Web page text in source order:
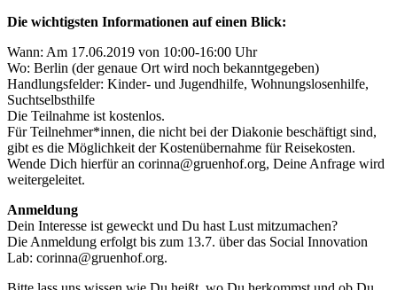
Die wichtigsten Informationen auf einen Blick:
Wann: Am 17.06.2019 von 10:00-16:00 Uhr
Wo: Berlin (der genaue Ort wird noch bekanntgegeben)
Handlungsfelder: Kinder- und Jugendhilfe, Wohnungslosenhilfe,
Suchtselbsthilfe
Die Teilnahme ist kostenlos.
Für Teilnehmer*innen, die nicht bei der Diakonie beschäftigt sind,
gibt es die Möglichkeit der Kostenübernahme für Reisekosten.
Wende Dich hierfür an corinna@gruenhof.org, Deine Anfrage wird
weitergeleitet.
Anmeldung
Dein Interesse ist geweckt und Du hast Lust mitzumachen?
Die Anmeldung erfolgt bis zum 13.7. über das Social Innovation
Lab: corinna@gruenhof.org.